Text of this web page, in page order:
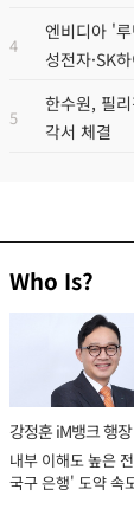
4
엔비디아 '
성전자·SK
5
한수원, 필
각서 체결
Who Is?
강정훈 iM뱅크 행장
내부 이해도 높은
국구 은행' 도약 속